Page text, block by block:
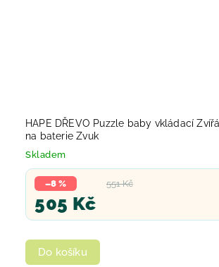
HAPE DŘEVO Puzzle baby vkládací
na baterie Zvuk
Skladem
551 Kč
–8 %
505 Kč
Do košíku